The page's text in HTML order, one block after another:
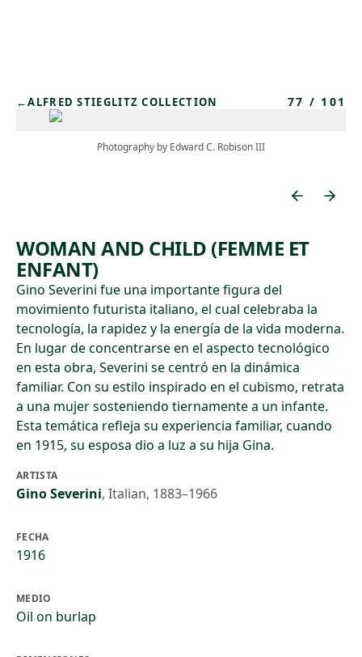
←ALFRED STIEGLITZ COLLECTION 77 / 101
Photography by Edward C. Robison III
WOMAN AND CHILD (FEMME ET
ENFANT)
Gino Severini fue una importante figura del
movimiento futurista italiano, el cual celebraba la
tecnología, la rapidez y la energía de la vida moderna.
En lugar de concentrarse en el aspecto tecnológico
en esta obra, Severini se centró en la dinámica
familiar. Con su estilo inspirado en el cubismo, retrata
a una mujer sosteniendo tiernamente a un infante.
Esta temática refleja su experiencia familiar, cuando
en 1915, su esposa dio a luz a su hija Gina.
ARTISTA
Gino Severini, Italian, 1883–1966
FECHA
1916
MEDIO
Oil on burlap